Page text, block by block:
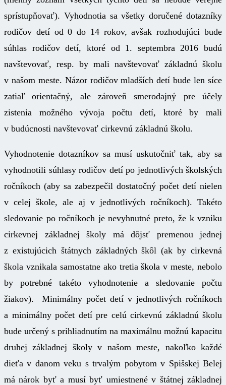
sprístupňovať). Vyhodnotia sa všetky doručené dotazníky
rodičov detí od 0 do 14 rokov, avšak rozhodujúci bude
súhlas rodičov detí, ktoré od 1. septembra 2016 budú
navštevovať, resp. by mali navštevovať základnú školu
v našom meste. Názor rodičov mladších detí bude len síce
zatiaľ orientačný, ale zároveň smerodajný pre účely
zistenia možného vývoja počtu detí, ktoré by mali
v budúcnosti navštevovať cirkevnú základnú školu.
Vyhodnotenie dotazníkov sa musí uskutočniť tak, aby sa
vyhodnotili súhlasy rodičov detí po jednotlivých školských
ročníkoch (aby sa zabezpečil dostatočný počet detí nielen
v celej škole, ale aj v jednotlivých ročníkoch). Takéto
sledovanie po ročníkoch je nevyhnutné preto, že k vzniku
cirkevnej základnej školy má dôjsť premenou jednej
z existujúcich štátnych základných škôl (ak by cirkevná
škola vznikala samostatne ako tretia škola v meste, nebolo
by potrebné takéto vyhodnotenie a sledovanie počtu
žiakov). Minimálny počet detí v jednotlivých ročníkoch
a minimálny počet detí pre celú cirkevnú základnú školu
bude určený s prihliadnutím na maximálnu možnú kapacitu
druhej základnej školy v našom meste, nakoľko každé
dieťa v danom veku s trvalým pobytom v Spišskej Belej
má nárok byť a musí byť umiestnené v štátnej základnej